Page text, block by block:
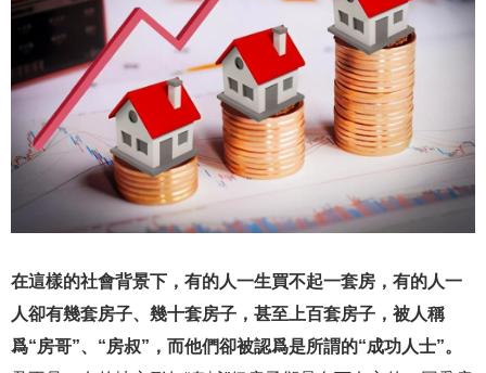
在這樣的社會背景下，有的人一生買不起一套房，有的人一
人卻有幾套房子、幾十套房子，甚至上百套房子，被人稱
爲“房哥”、“房叔”，而他們卻被認爲是所謂的“成功人士”。